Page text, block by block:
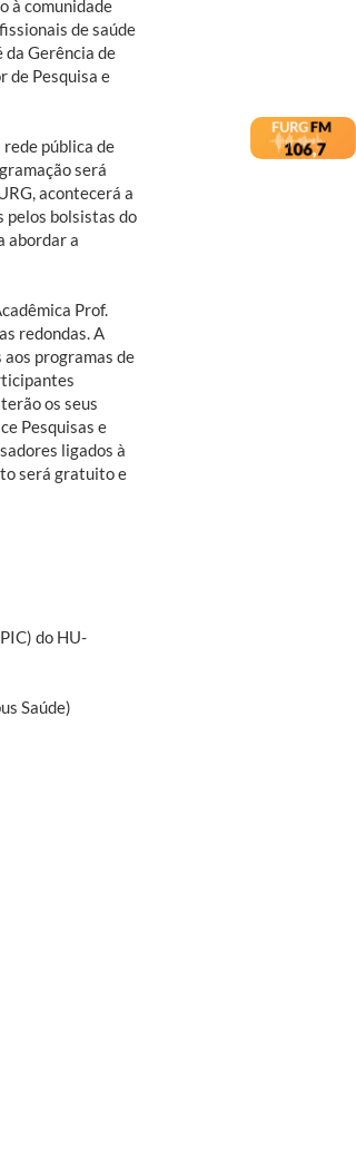
à comunidade
de saúde
da Gerência de
de Pesquisa e
pública de
será
acontecerá a
pelos bolsistas do
abordar a
Prof.
redondas. A
aos programas de
os seus
Pesquisas e
ligados à
será gratuito e
do HU-
Saúde)